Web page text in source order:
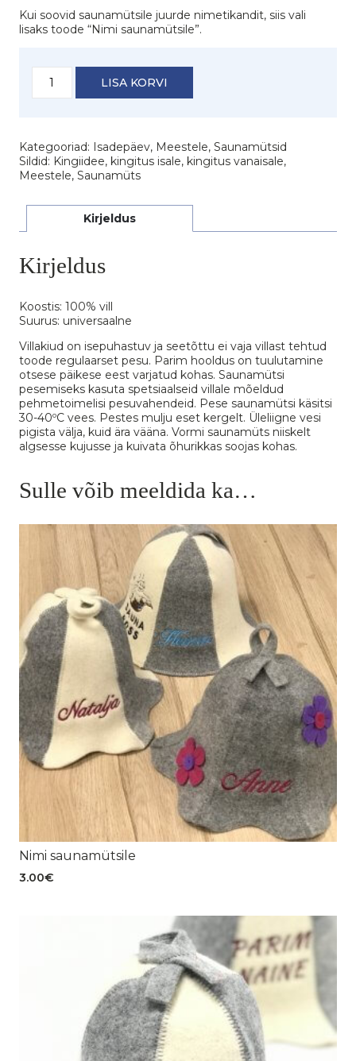
Kui soovid saunamütsile juurde nimetikandit, siis vali
lisaks toode “Nimi saunamütsile”.
"Parim
LISA KORVI
Kategooriad: Isadepäev, Meestele, Saunamütsid
Sildid: Kingiidee, kingitus isale, kingitus vanaisale,
Meestele, Saunamüts
Kirjeldus
Kirjeldus
Koostis: 100% vill
Suurus: universaalne
Villakiud on isepuhastuv ja seetõttu ei vaja villast tehtud
toode regulaarset pesu. Parim hooldus on tuulutamine
otsese päikese eest varjatud kohas. Saunamütsi
pesemiseks kasuta spetsiaalseid villale mõeldud
pehmetoimelisi pesuvahendeid. Pese saunamütsi käsitsi
30-40ºC vees. Pestes mulju eset kergelt. Üleliigne vesi
pigista välja, kuid ära vääna. Vormi saunamüts niiskelt
algsesse kujusse ja kuivata õhurikkas soojas kohas.
Sulle võib meeldida ka…
Nimi saunamütsile
3.00€